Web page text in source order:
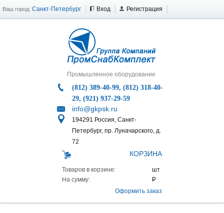
Ваш город: Санкт-Петербург Вход Регистрация
Промышленное оборудование
(812) 389-40-99, (812) 318-40-
29, (921) 937-29-59
info@gkpsk.ru
194291 Россия, Санкт-
Петербург, пр. Луначарского, д.
72
КОРЗИНА
Товаров в корзине:
На сумму:
Оформить заказ